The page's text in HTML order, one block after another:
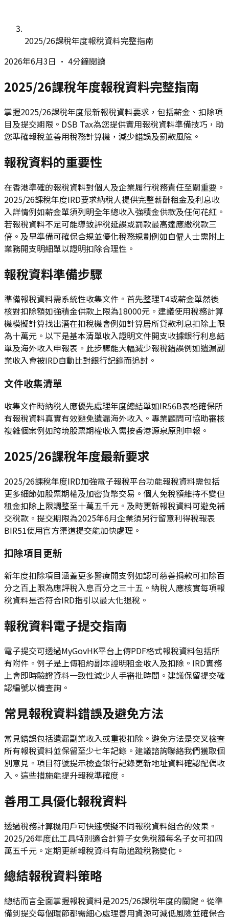
2025/26課稅年度報稅資料完整指南
2026年6月3日 • 4分鐘閱讀
2025/26課稅年度報稅資料完整指南
掌握2025/26課稅年度最新報稅資料要求，包括薪金、扣除項
目及提交期限。DSB Tax為您提供實用報稅資料準備技巧，助
您準確報稅並善用稅務計算機，減少錯誤及罰款風險。
報稅資料的重要性
在香港準確的報稅資料對個人及企業履行稅務責任至關重要。
2025/26課稅年度IRD要求納稅人提供完整薪酬租金及利息收
入詳情例如薪金單須列明全年總收入強積金供款及任何花紅。
若報稅資料不足可能導致評稅延誤或罰款最高達應繳稅款三
倍。及早準備可確保合規並優化稅務規劃例如自僱人士需附上
業務開支明細單以證明扣除合理性。
報稅資料準備步驟
準備報稅資料需系統性收集文件。首先整理T4或薪金單然後
核對扣除額如強積金供款上限為18000元。建議使用稅務計算
機模擬計算找出潛在扣稅機會例如計算居所貸款利息扣除上限
為十萬元。以下是基本清單收入證明文件開支收據銀行利息結
單及海外收入申報表。此步驟能大幅減少報稅錯誤例如遺漏副
業收入會被IRD自動比對銀行記錄而追討。
文件收集清單
收集文件時納稅人應優先處理年度總結單如IR56B表格確保所
有報稅資料真實有效避免遺漏海外收入。專業顧問可協助審核
複雜個案例如跨境股票期權收入需按香港源泉原則申報。
2025/26課稅年度最新要求
2025/26課稅年度IRD加強電子報稅平台功能報稅資料需包括
更多細節如股票期權及加密貨幣交易。個人免稅額維持不變但
租金扣除上限調整至十萬五千元。及時更新報稅資料可避免補
交稅款。提交期限為2025年6月企業須另行留意利得稅報表
BIR51使用官方渠道提交能加快處理。
扣除項目更新
新年度扣除項目涵蓋更多醫療開支例如認可慈善捐款可扣除百
分之百上限為應評稅入息百分之三十五。納稅人應核實每項報
稅資料是否符合IRD指引以最大化退稅。
報稅資料電子提交指南
電子提交可透過MyGovHK平台上傳PDF格式報稅資料包括所
有附件。例子是上傳租約副本證明租金收入及扣除。IRD實務
上會即時驗證資料一致性減少人手審批時間。建議保留提交確
認編號以備查詢。
常見報稅資料錯誤及避免方法
常見錯誤包括遺漏副業收入或重複扣除。避免方法是交叉檢查
所有報稅資料並保留至少七年記錄。建議諮詢聯絡我們獲取個
別意見。項目符號提示檢查銀行記錄更新地址資料確認配偶收
入。這些措施能提升報稅準確度。
善用工具優化報稅資料
透過稅務計算機用戶可快速模擬不同報稅資料組合的效果。
2025/26年度此工具特別適合計算子女免稅額每名子女可扣四
萬五千元。定期更新報稅資料有助追蹤稅務變化。
總結報稅資料策略
總結而言全面掌握報稅資料是2025/26課稅年度的關鍵。從準
備到提交每個環節都需細心處理善用資源可減低風險並確保合